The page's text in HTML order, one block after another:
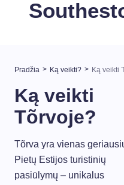
Pradžia > Ką veikti? > Ką veikti
Ką veikti
Tõrvoje?
Tõrva yra vienas
Pietų Estijos turistinių
pasiūlymų – unikalus